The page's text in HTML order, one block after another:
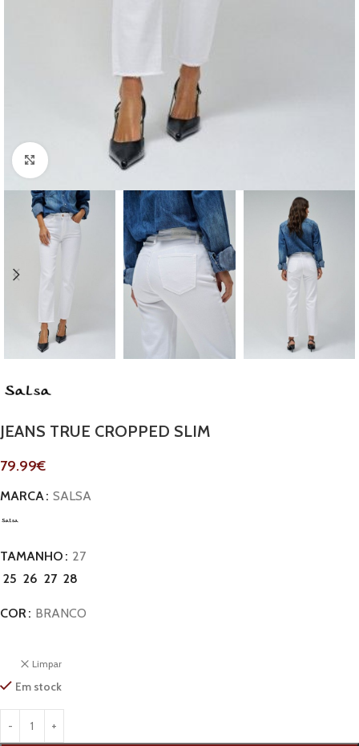
Clique para ampliar
JEANS TRUE CROPPED SLIM
79.99€
MARCA SALSA
TAMANHO
27
25 26 27 28
COR BRANCO
Limpar
Em stock